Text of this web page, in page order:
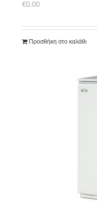
€0.00
Προσθήκη στο καλάθι